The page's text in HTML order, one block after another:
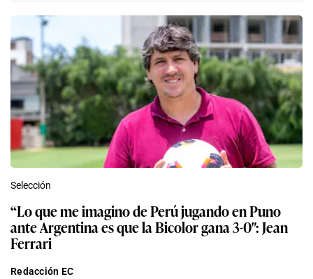
Selección
“Lo que me imagino de Perú jugando en Puno
ante Argentina es que la Bicolor gana 3-0″: Jean
Ferrari
Redacción EC